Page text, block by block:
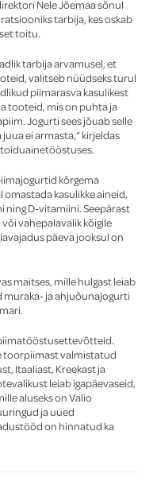
Nele Jõemaa sõnul
tarbija, kes oskab
toitu.
tarbija arvamusel, et
valitseb nüüdseks turul
piimarasva kasulikest
tooteid, mis on puhta ja
Jogurti sees jõuab selle
ei armasta,“ kirjeldas
kõrgema
kasulikke aineid,
ning D-vitamiini. Seepärast
vahepalavalik kõigile
päeva jooksul on
maitses, mille hulgast leiab
ja ahjuõunajogurti
toorpiimast valmistatud
Itaaliast, Kreekast ja
leiab igapäevaseid,
aluseks on Valio
ja uued
on hinnatud ka